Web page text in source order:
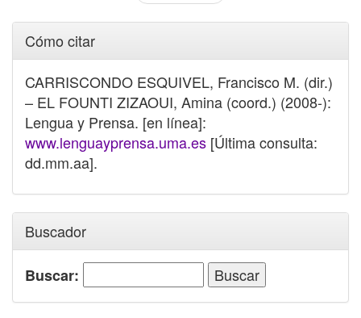
Cómo citar
CARRISCONDO ESQUIVEL, Francisco M. (dir.)
– EL FOUNTI ZIZAOUI, Amina (coord.) (2008-):
Lengua y Prensa. [en línea]:
www.lenguayprensa.uma.es [Última consulta:
dd.mm.aa].
Buscador
Buscar: